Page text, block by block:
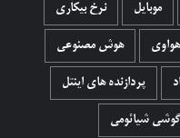
موبایل نرخ بیکاری
هواوی هوش مصنوعی
پردازنده های اینتل
گوشی شیائومی